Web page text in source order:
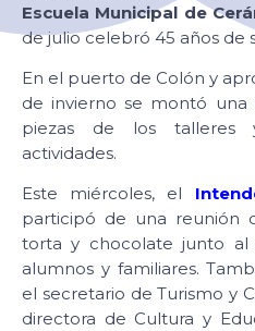
Escuela Municipal de
de julio celebró 45 años de
En el puerto de Colón y
de invierno se montó
piezas de los talleres
actividades.
Este miércoles, el
participó de una reunión
torta y chocolate junto al
alumnos y familiares.
el secretario de Turismo y
directora de Cultura y